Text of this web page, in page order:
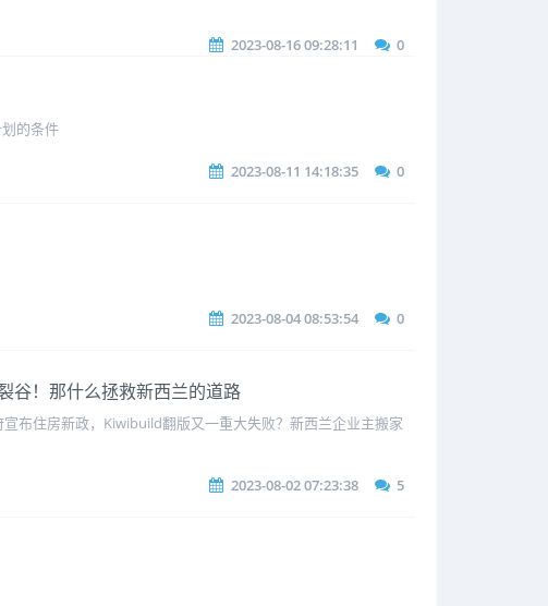
2023-08-16 09:28:11 0
的条件
2023-08-11 14:18:35 0
2023-08-04 08:53:54 0
谷！那什么拯救新西兰的道路
布住房新政，Kiwibuild翻版又一重大失败？新西兰企业主搬家
2023-08-02 07:23:38 5